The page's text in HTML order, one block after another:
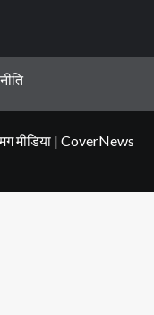
मीडिया | CoverNews